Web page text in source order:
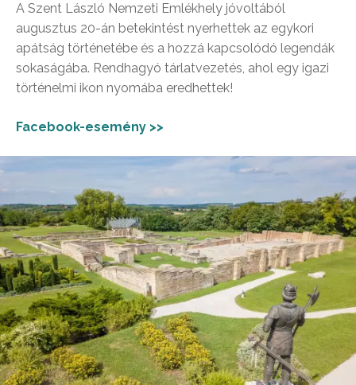
A Szent László Nemzeti Emlékhely jóvoltából
augusztus 20-án betekintést nyerhettek az egykori
apátság történetébe és a hozzá kapcsolódó legendák
sokaságába. Rendhagyó tárlatvezetés, ahol egy igazi
történelmi ikon nyomába eredhettek!
Facebook-esemény >>